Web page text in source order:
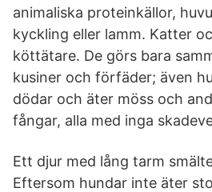
animaliska proteinkällor,
kyckling eller lamm. Katter
köttätare. De görs bara
kusiner och förfäder; även
dödar och äter möss och
fångar, alla med inga
Ett djur med lång tarm
Eftersom hundar inte äter